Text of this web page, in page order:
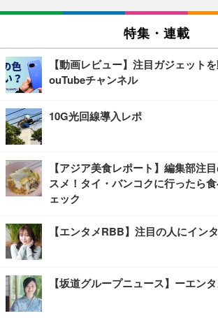
特集・連載
【動画レビュー】注目ガジェット
ouTubeチャンネル
10G光回線導入レポ
【アジア美食レポート】編集部注
スメ！タイ・バンコクに行ったら
ェック
【エンタメRBB】注目の人にイン
【坂道グループニュース】ーエン